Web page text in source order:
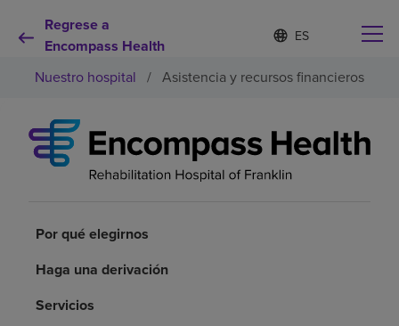
Regrese a
Encompass Health
Lista
de
idiomas
contraída
d
o
s
e
e
Por qué debe elegirnos
Recursos de salud
Nuestro hospital / Asistencia y recursos financieros
Por qué elegirnos
Haga una derivación
Servicios